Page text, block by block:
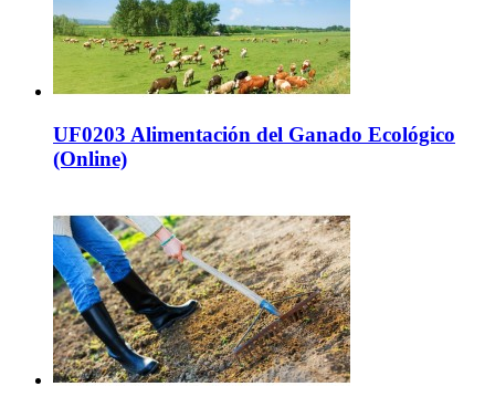
UF0203 Alimentación del Ganado Ecológico
(Online)